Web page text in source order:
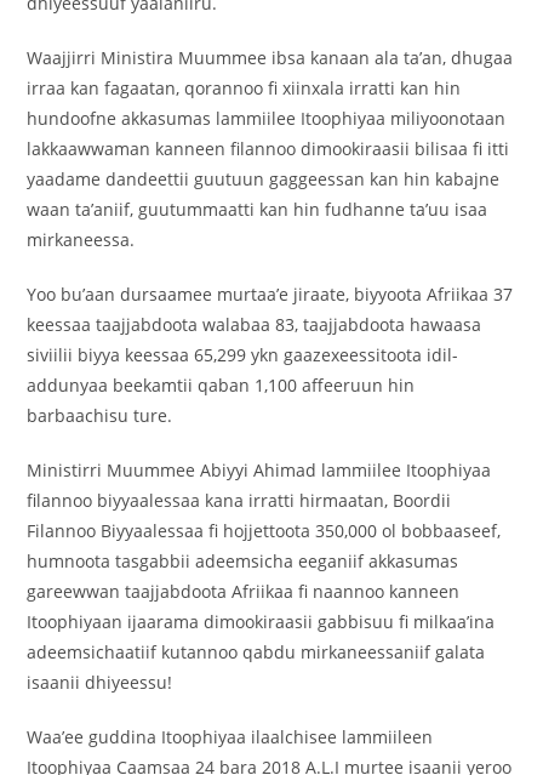
Waajjirri Ministira Muummee ibsa kanaan ala ta’an, dhugaa
irraa kan fagaatan, qorannoo fi xiinxala irratti kan hin
hundoofne akkasumas lammiilee Itoophiyaa miliyoonotaan
lakkaawwaman kanneen filannoo dimookiraasii bilisaa fi itti
yaadame dandeettii guutuun gaggeessan kan hin kabajne
waan ta’aniif, guutummaatti kan hin fudhanne ta’uu isaa
mirkaneessa.
Yoo bu’aan dursaamee murtaa’e jiraate, biyyoota Afriikaa 37
keessaa taajjabdoota walabaa 83, taajjabdoota hawaasa
siviilii biyya keessaa 65,299 ykn gaazexeessitoota idil-
addunyaa beekamtii qaban 1,100 affeeruun hin
barbaachisu ture.
Ministirri Muummee Abiyyi Ahimad lammiilee Itoophiyaa
filannoo biyyaalessaa kana irratti hirmaatan, Boordii
Filannoo Biyyaalessaa fi hojjettoota 350,000 ol bobbaaseef,
humnoota tasgabbii adeemsicha eeganiif akkasumas
gareewwan taajjabdoota Afriikaa fi naannoo kanneen
Itoophiyaan ijaarama dimookiraasii gabbisuu fi milkaa’ina
adeemsichaatiif kutannoo qabdu mirkaneessaniif galata
isaanii dhiyeessu!
Waa’ee guddina Itoophiyaa ilaalchisee lammiileen
Itoophiyaa Caamsaa 24 bara 2018 A.L.I murtee isaanii yeroo